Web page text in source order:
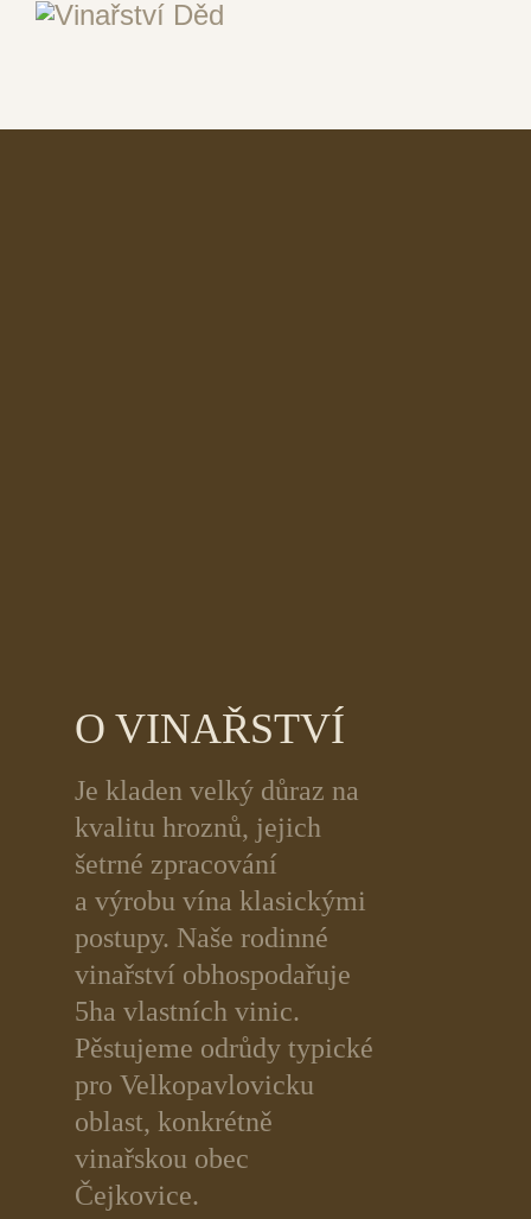
O VINAŘSTVÍ
Je kladen velký důraz na
kvalitu hroznů, jejich
šetrné zpracování
a výrobu vína klasickými
postupy. Naše rodinné
vinařství obhospodařuje
5ha vlastních vinic.
Pěstujeme odrůdy typické
pro Velkopavlovicku
oblast, konkrétně
vinařskou obec
Čejkovice.